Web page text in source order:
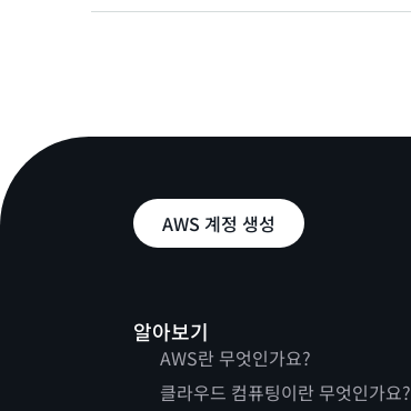
AWS 계정 생성
알아보기
AWS란 무엇인가요?
클라우드 컴퓨팅이란 무엇인가요?